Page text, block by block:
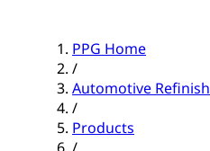
PPG Home
/
Automotive Refinish
/
Products